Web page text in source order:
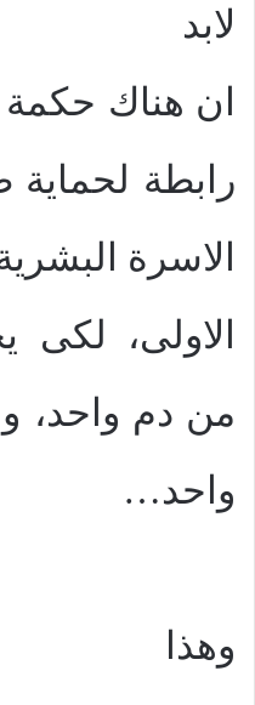
لابد
ان هناك
رابطة لحماية
الاسرة
الاولى، لكى
من دم واحد،
واحد…
وهذا